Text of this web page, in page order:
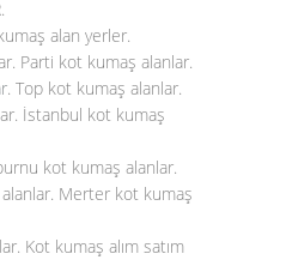
alan yerler.
Parti kot kumaş alanlar.
. Top kot kumaş alanlar.
İstanbul kot kumaş
kot kumaş alanlar.
Merter kot kumaş
Kot kumaş alım satım